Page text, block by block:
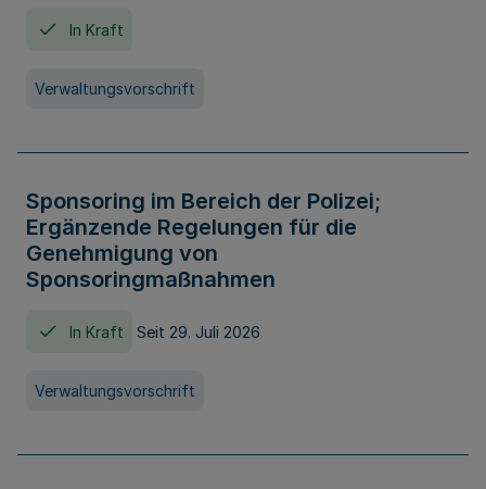
In Kraft
Verwaltungsvorschrift
Sponsoring im Bereich der Polizei;
Ergänzende Regelungen für die
Genehmigung von
Sponsoringmaßnahmen
In Kraft Seit 29. Juli 2026
Verwaltungsvorschrift